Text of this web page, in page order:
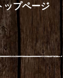
ップページ